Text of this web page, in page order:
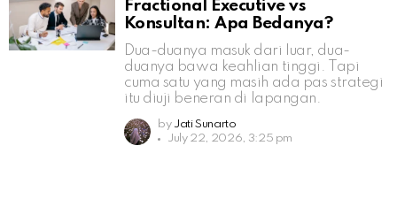
Fractional Executive vs
Konsultan: Apa Bedanya?
Dua-duanya masuk dari luar, dua-
duanya bawa keahlian tinggi. Tapi
cuma satu yang masih ada pas strategi
itu diuji beneran di lapangan.
by Jati Sunarto
July 22, 2026, 3:25 pm